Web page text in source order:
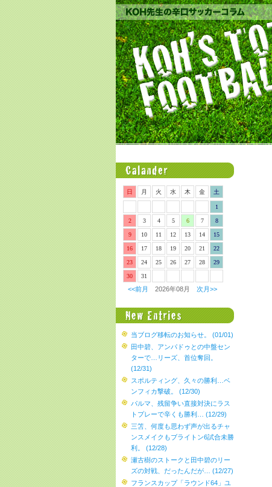
日 月 火 水 木 金 土
1
2 3 4 5 6 7 8
9 10 11 12 13 14 15
16 17 18 19 20 21 22
23 24 25 26 27 28 29
30 31
<<前月 2026年08月 次月>>
当ブログ移転のお知らせ。 (01/01)
田中碧、アンパドゥとの中盤セン
ターで…リーズ、首位奪回。
(12/31)
スポルティング、久々の勝利…ベ
ンフィカ撃破。 (12/30)
パルマ、残留争い直接対決にラス
トプレーで辛くも勝利… (12/29)
三笘、何度も思わず声が出るチャ
ンスメイクもブライトン6試合未勝
利。 (12/28)
瀬古樹のストークと田中碧のリー
ズの対戦、だったんだが… (12/27)
フランスカップ「ラウンド64」ユ